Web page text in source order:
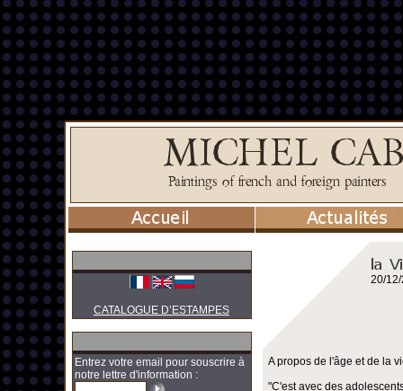
CATALOGUE D’ESTAMPES
Entrez votre email pour souscrire à
notre lettre d'information :
20/
A propos de l'âge et de la
"C'est avec des